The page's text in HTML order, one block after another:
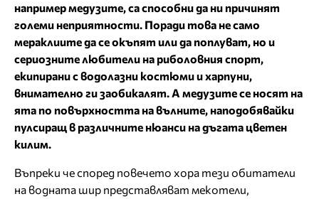
например медузите, са способни да ни причинят
големи неприятности. Поради това не само
мераклиите да се окъпят или да поплуват, но и
сериозните любители на риболовния спорт,
екипирани с водолазни костюми и харпуни,
внимателно ги заобикалят. А медузите се носят на
ята по повърхността на вълните, наподобявайки
пулсиращ в различните нюанси на дъгата цветен
килим.
Въпреки че според повечето хора тези обитатели
на водната шир представляват мекотели,